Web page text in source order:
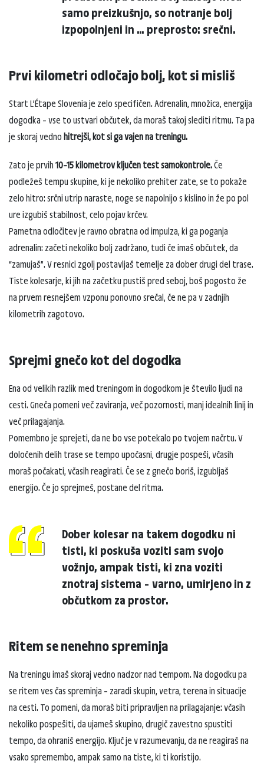
samo preizkušnjo, so notranje bolj
izpopolnjeni in … preprosto: srečni.
Prvi kilometri odločajo bolj, kot si misliš
Start L’Étape Slovenia je zelo specifičen. Adrenalin, množica, energija
dogodka – vse to ustvari občutek, da moraš takoj slediti ritmu. Ta pa
je skoraj vedno hitrejši, kot si ga vajen na treningu.
Zato je prvih 10–15 kilometrov ključen test samokontrole.Če
podležeš tempu skupine, ki je nekoliko prehiter zate, se to pokaže
zelo hitro: srčni utrip naraste, noge se napolnijo s kislino in že po pol
ure izgubiš stabilnost, celo pojav krčev.
Pametna odločitev je ravno obratna od impulza, ki ga poganja
adrenalin: začeti nekoliko bolj zadržano, tudi če imaš občutek, da
“zamujaš”. V resnici zgolj postavljaš temelje za dober drugi del trase.
Tiste kolesarje, ki jih na začetku pustiš pred seboj, boš pogosto že
na prvem resnejšem vzponu ponovno srečal, če ne pa v zadnjih
kilometrih zagotovo.
Sprejmi gnečo kot del dogodka
Ena od velikih razlik med treningom in dogodkom je število ljudi na
cesti. Gneča pomeni več zaviranja, več pozornosti, manj idealnih linij in
več prilagajanja.
Pomembno je sprejeti, da ne bo vse potekalo po tvojem načrtu. V
določenih delih trase se tempo upočasni, drugje pospeši, včasih
moraš počakati, včasih reagirati. Če se z gnečo boriš, izgubljaš
energijo. Če jo sprejmeš, postane del ritma.
Dober kolesar na takem dogodku ni
tisti, ki poskuša voziti sam svojo
vožnjo, ampak tisti, ki zna voziti
znotraj sistema – varno, umirjeno in z
občutkom za prostor.
Ritem se nenehno spreminja
Na treningu imaš skoraj vedno nadzor nad tempom. Na dogodku pa
se ritem ves čas spreminja – zaradi skupin, vetra, terena in situacije
na cesti. To pomeni, da moraš biti pripravljen na prilagajanje: včasih
nekoliko pospešiti, da ujameš skupino, drugič zavestno spustiti
tempo, da ohraniš energijo. Ključ je v razumevanju, da ne reagiraš na
vsako spremembo, ampak samo na tiste, ki ti koristijo.